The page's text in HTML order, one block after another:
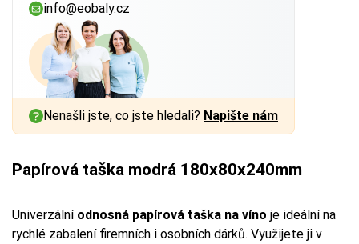
info@eobaly.cz
Nenašli jste, co jste hledali? Napište nám
Papírová taška modrá 180x80x240mm
Univerzální odnosná papírová taška na víno je ideální na
rychlé zabalení firemních i osobních dárků. Využijete ji v